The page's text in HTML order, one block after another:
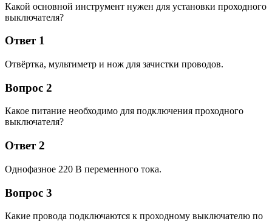
Какой основной инструмент нужен для установки проходного
выключателя?
Ответ 1
Отвёртка, мультиметр и нож для зачистки проводов.
Вопрос 2
Какое питание необходимо для подключения проходного
выключателя?
Ответ 2
Однофазное 220 В переменного тока.
Вопрос 3
Какие провода подключаются к проходному выключателю по